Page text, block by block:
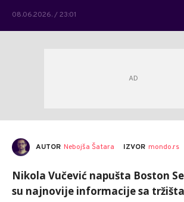
08.06.2026. / 23:01
AUTOR Nebojša Šatara IZVOR mondo.rs
Nikola Vučević napušta Boston
su najnovije informacije sa